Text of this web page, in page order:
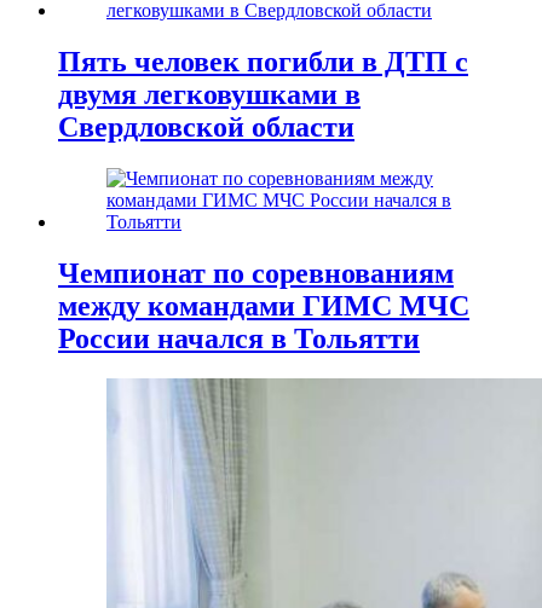
Пять человек погибли в ДТП с
двумя легковушками в
Свердловской области
Чемпионат по соревнованиям
между командами ГИМС МЧС
России начался в Тольятти